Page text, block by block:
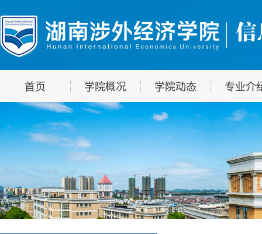
首页 学院概况 学院动态 专业介